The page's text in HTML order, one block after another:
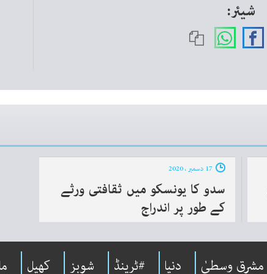
شیئر:
سدو کا یونسکو میں ثقافتی ورثے
کے طور پر اندراج
مشرقِ وسطیٰ دنیا #ٹرینڈ شوبِز کھیل